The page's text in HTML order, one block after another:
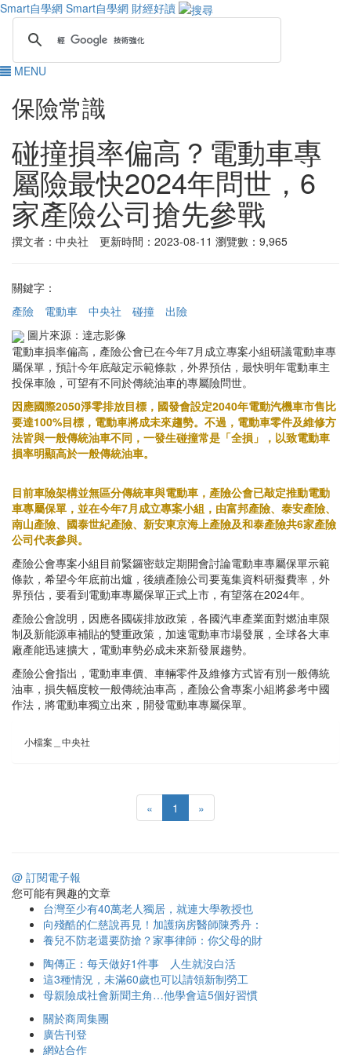
Smart自學網 Smart自學網 財經好讀
MENU
保險常識
碰撞損率偏高？電動車專
屬險最快2024年問世，6
家產險公司搶先參戰
撰文者：中央社 更新時間：2023-08-11 瀏覽數：9,965
關鍵字：
產險
電動車 中央社 碰撞
出險
圖片來源：達志影像
電動車損率偏高，產險公會已在今年7月成立專案小組研議電動車專
屬保單，預計今年底敲定示範條款，外界預估，最快明年電動車主
投保車險，可望有不同於傳統油車的專屬險問世。
因應國際2050淨零排放目標，國發會設定2040年電動汽機車市售比
要達100%目標，電動車將成未來趨勢。不過，電動車零件及維修方
法皆與一般傳統油車不同，一發生碰撞常是「全損」，以致電動車
損率明顯高於一般傳統油車。
目前車險架構並無區分傳統車與電動車，產險公會已敲定推動電動
車專屬保單，並在今年7月成立專案小組，由富邦產險、泰安產險、
南山產險、國泰世紀產險、新安東京海上產險及和泰產險共6家產險
公司代表參與。
產險公會專案小組目前緊鑼密鼓定期開會討論電動車專屬保單示範
條款，希望今年底前出爐，後續產險公司要蒐集資料研擬費率，外
界預估，要看到電動車專屬保單正式上市，有望落在2024年。
產險公會說明，因應各國碳排放政策，各國汽車產業面對燃油車限
制及新能源車補貼的雙重政策，加速電動車市場發展，全球各大車
廠產能迅速擴大，電動車勢必成未來新發展趨勢。
產險公會指出，電動車車價、車輛零件及維修方式皆有別一般傳統
油車，損失幅度較一般傳統油車高，產險公會專案小組將參考中國
作法，將電動車獨立出來，開發電動車專屬保單。
小檔案＿中央社
« 1 »
@ 訂閱電子報
您可能有興趣的文章
台灣至少有40萬老人獨居，就連大學教授也
向殘酷的仁慈說再見！加護病房醫師陳秀丹：
養兒不防老還要防搶？家事律師：你父母的財
陶傳正：每天做好1件事 人生就沒白活
這3種情況，未滿60歲也可以請領新制勞工
母親險成社會新聞主角…他學會這5個好習慣
關於商周集團
廣告刊登
網站合作